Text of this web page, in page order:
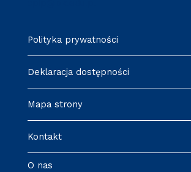
Polityka prywatności
Deklaracja dostępności
Mapa strony
Kontakt
O nas